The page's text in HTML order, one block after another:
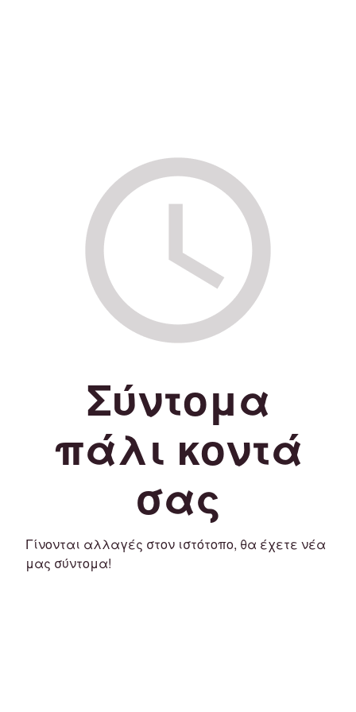
Σύντομα
πάλι κοντά
σας
Γίνονται αλλαγές στον ιστότοπο, θα έχετε νέα
μας σύντομα!